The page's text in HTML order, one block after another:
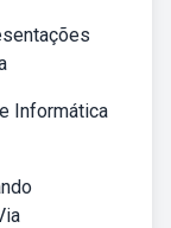
Informática